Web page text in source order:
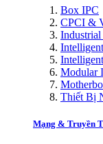
Box IPC
CPCI &
Industrial
Modular
Thiết Bị
Mạng & Truyền